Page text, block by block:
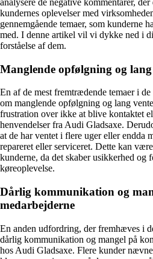
kundernes oplevelser med
gennemgående temaer, som kunderne
med. I denne artikel vil vi dykke ned i
forståelse af dem.
Manglende opfølgning og
En af de mest fremtrædende temaer i
om manglende opfølgning og lang
frustration over ikke at blive kontaktet
henvendelser fra Audi Gladsaxe.
at de har ventet i flere uger eller endda
repareret eller serviceret. Dette kan
kunderne, da det skaber usikkerhed og
køreoplevelse.
Dårlig kommunikation og
medarbejderne
En anden udfordring, der fremhæves i
dårlig kommunikation og mangel på
hos Audi Gladsaxe. Flere kunder